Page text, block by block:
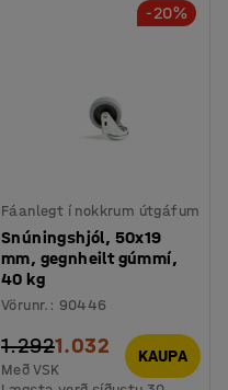
-20%
Fáanlegt í nokkrum útgáfum
Snúningshjól, 50x19
mm, gegnheilt gúmmí,
40 kg
Vörunr. : 90446
1.032
1.292
Með VSK
KAUPA